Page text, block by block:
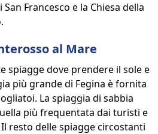
Francesco e la Chiesa della
al Mare
spiagge dove prendere il sole e
più grande di Fegina è fornita
La spiaggia di sabbia
più frequentata dai turisti e
resto delle spiagge circostanti